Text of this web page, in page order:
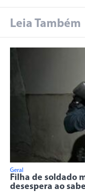
Leia Também
Geral
Filha de soldado
desespera ao